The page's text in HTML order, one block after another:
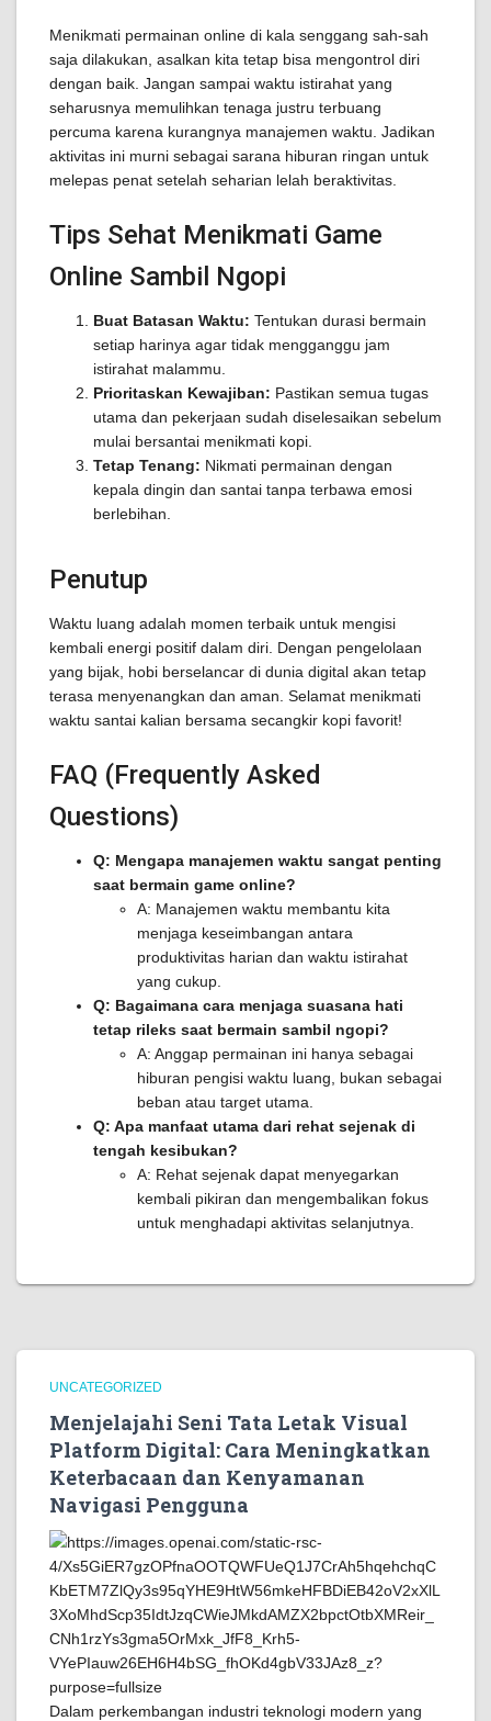
Menikmati permainan online di kala senggang sah-sah
saja dilakukan, asalkan kita tetap bisa mengontrol diri
dengan baik. Jangan sampai waktu istirahat yang
seharusnya memulihkan tenaga justru terbuang
percuma karena kurangnya manajemen waktu. Jadikan
aktivitas ini murni sebagai sarana hiburan ringan untuk
melepas penat setelah seharian lelah beraktivitas.
Tips Sehat Menikmati Game
Online Sambil Ngopi
Buat Batasan Waktu: Tentukan durasi bermain
setiap harinya agar tidak mengganggu jam
istirahat malammu.
Prioritaskan Kewajiban: Pastikan semua tugas
utama dan pekerjaan sudah diselesaikan sebelum
mulai bersantai menikmati kopi.
Tetap Tenang: Nikmati permainan dengan
kepala dingin dan santai tanpa terbawa emosi
berlebihan.
Penutup
Waktu luang adalah momen terbaik untuk mengisi
kembali energi positif dalam diri. Dengan pengelolaan
yang bijak, hobi berselancar di dunia digital akan tetap
terasa menyenangkan dan aman. Selamat menikmati
waktu santai kalian bersama secangkir kopi favorit!
FAQ (Frequently Asked
Questions)
Q: Mengapa manajemen waktu sangat penting
saat bermain game online?
A: Manajemen waktu membantu kita
menjaga keseimbangan antara
produktivitas harian dan waktu istirahat
yang cukup.
Q: Bagaimana cara menjaga suasana hati
tetap rileks saat bermain sambil ngopi?
A: Anggap permainan ini hanya sebagai
hiburan pengisi waktu luang, bukan sebagai
beban atau target utama.
Q: Apa manfaat utama dari rehat sejenak di
tengah kesibukan?
A: Rehat sejenak dapat menyegarkan
kembali pikiran dan mengembalikan fokus
untuk menghadapi aktivitas selanjutnya.
UNCATEGORIZED
Menjelajahi Seni Tata Letak Visual
Platform Digital: Cara Meningkatkan
Keterbacaan dan Kenyamanan
Navigasi Pengguna
Dalam perkembangan industri teknologi modern yang